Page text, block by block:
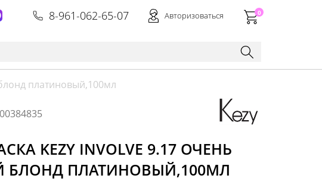
8-961-062-65-07 Авторизоваться 0
платиновый,100мл
KEZY INVOLVE 9.17 ОЧЕНЬ
БЛОНД ПЛАТИНОВЫЙ,100МЛ